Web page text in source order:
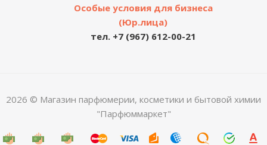
Особые условия для бизнеса
(Юр.лица)
тел. +7 (967) 612-00-21
2026 © Магазин парфюмерии, косметики и бытовой химии
"Парфюммаркет"